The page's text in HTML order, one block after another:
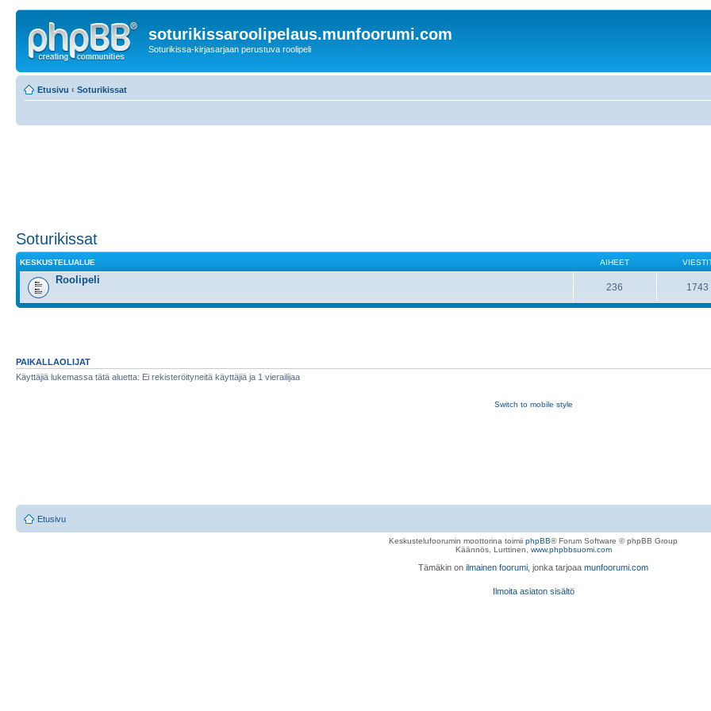
soturikissaroolipelaus.munfoorumi.com
Soturikissa-kirjasarjaan perustuva roolipeli
Etusivu ‹ Soturikissat
Soturikissat
KESKUSTELUALUE AIHEET
Roolipeli
236 1743
PAIKALLAOLIJAT
Käyttäjiä lukemassa tätä aluetta: Ei rekisteröityneitä käyttäjiä ja 1 vierailijaa
Switch to mobile style
Etusivu
Keskustelufoorumin moottorina toimii phpBB® Forum Software © phpBB Group
Käännös, Lurttinen, www.phpbbsuomi.com
Tämäkin on ilmainen foorumi , jonka tarjoaa munfoorumi.com
Ilmoita asiaton sisältö